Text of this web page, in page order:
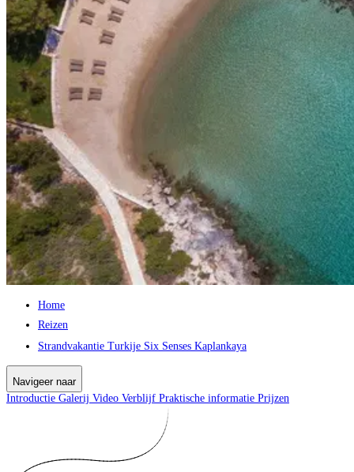
Home
Reizen
Strandvakantie Turkije Six Senses Kaplankaya
Navigeer naar
Introductie Galerij Video Verblijf Praktische informatie Prijzen